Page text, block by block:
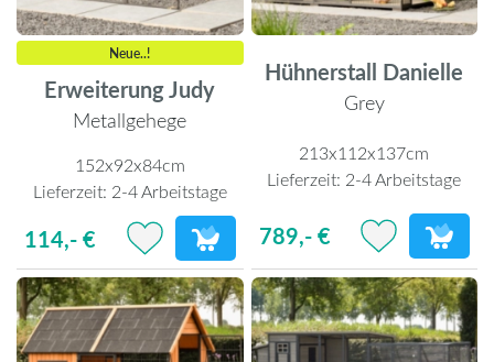
Neue..!
Erweiterung Judy
Metallgehege
152x92x84cm
Lieferzeit: 2-4 Arbeitstage
114,- €
Hühnerstall Danielle
Grey
213x112x137cm
Lieferzeit: 2-4 Arbeitstage
789,- €